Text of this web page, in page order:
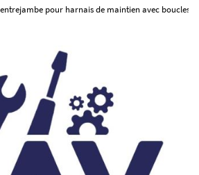
pour harnais de maintien avec boucles